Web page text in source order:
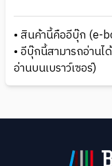
• สินค้านี้คืออีบุ๊ก (e-
• อีบุ๊กนี้สามารถอ่าน
อ่านบนเบราว์เซอร์)